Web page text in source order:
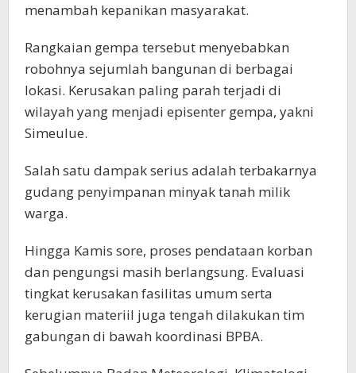
menambah kepanikan masyarakat.
Rangkaian gempa tersebut menyebabkan
robohnya sejumlah bangunan di berbagai
lokasi. Kerusakan paling parah terjadi di
wilayah yang menjadi episenter gempa, yakni
Simeulue.
Salah satu dampak serius adalah terbakarnya
gudang penyimpanan minyak tanah milik
warga.
Hingga Kamis sore, proses pendataan korban
dan pengungsi masih berlangsung. Evaluasi
tingkat kerusakan fasilitas umum serta
kerugian materiil juga tengah dilakukan tim
gabungan di bawah koordinasi BPBA.